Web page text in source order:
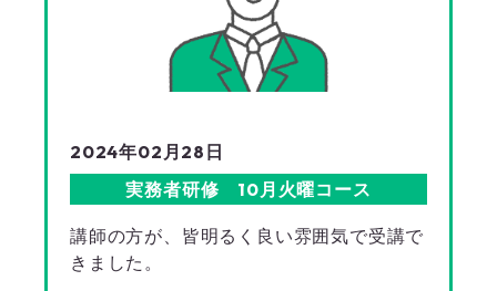
2024年02月28日
実務者研修 10月火曜コース
講師の方が、皆明るく良い雰囲気で受講で
きました。